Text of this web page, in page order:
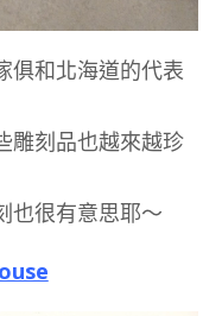
俱和北海道的代表
雕刻品也越來越珍
也很有意思耶～